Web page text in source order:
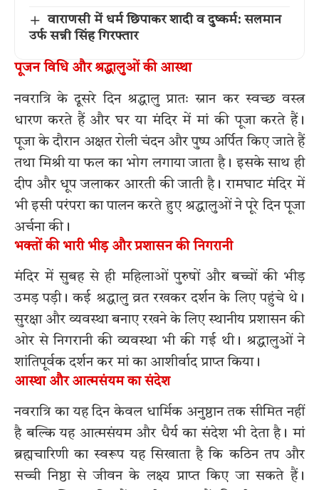
वाराणसी में धर्म छिपाकर शादी व दुष्कर्म: सलमान
उर्फ सन्नी सिंह गिरफ्तार
पूजन विधि और श्रद्धालुओं की आस्था
नवरात्रि के दूसरे दिन श्रद्धालु प्रातः स्नान कर स्वच्छ वस्त्र
धारण करते हैं और घर या मंदिर में मां की पूजा करते हैं।
पूजा के दौरान अक्षत रोली चंदन और पुष्प अर्पित किए जाते हैं
तथा मिश्री या फल का भोग लगाया जाता है। इसके साथ ही
दीप और धूप जलाकर आरती की जाती है। रामघाट मंदिर में
भी इसी परंपरा का पालन करते हुए श्रद्धालुओं ने पूरे दिन पूजा
अर्चना की।
भक्तों की भारी भीड़ और प्रशासन की निगरानी
मंदिर में सुबह से ही महिलाओं पुरुषों और बच्चों की भीड़
उमड़ पड़ी। कई श्रद्धालु व्रत रखकर दर्शन के लिए पहुंचे थे।
सुरक्षा और व्यवस्था बनाए रखने के लिए स्थानीय प्रशासन की
ओर से निगरानी की व्यवस्था भी की गई थी। श्रद्धालुओं ने
शांतिपूर्वक दर्शन कर मां का आशीर्वाद प्राप्त किया।
आस्था और आत्मसंयम का संदेश
नवरात्रि का यह दिन केवल धार्मिक अनुष्ठान तक सीमित नहीं
है बल्कि यह आत्मसंयम और धैर्य का संदेश भी देता है। मां
ब्रह्मचारिणी का स्वरूप यह सिखाता है कि कठिन तप और
सच्ची निष्ठा से जीवन के लक्ष्य प्राप्त किए जा सकते हैं।